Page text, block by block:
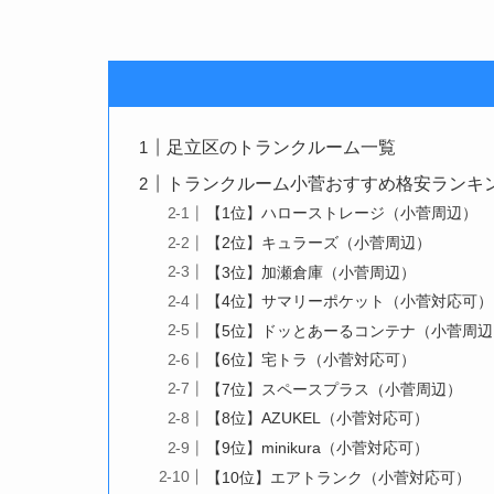
足立区のトランクルーム一覧
トランクルーム小菅おすすめ格安ランキ
【1位】ハローストレージ（小菅周辺）
【2位】キュラーズ（小菅周辺）
【3位】加瀬倉庫（小菅周辺）
【4位】サマリーポケット（小菅対応可）
【5位】ドッとあーるコンテナ（小菅周辺
【6位】宅トラ（小菅対応可）
【7位】スペースプラス（小菅周辺）
【8位】AZUKEL（小菅対応可）
【9位】minikura（小菅対応可）
【10位】エアトランク（小菅対応可）